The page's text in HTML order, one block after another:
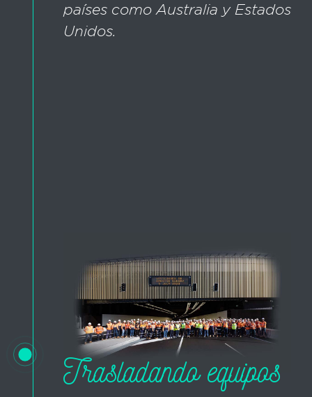
países como Australia y Estados
Unidos.
Trasladando equipos